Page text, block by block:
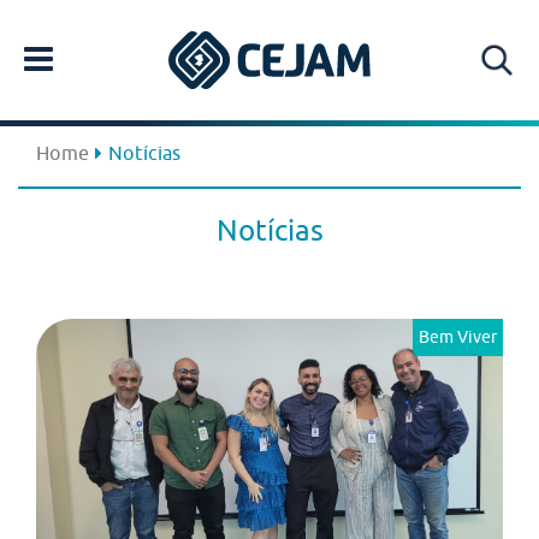
Home Notícias
Notícias
Bem Viver